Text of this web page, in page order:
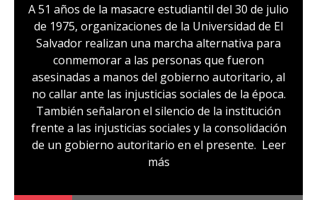
A 51 años de la masacre estudiantil del 30 de julio
de 1975, organizaciones de la Universidad de El
Salvador realizan una marcha alternativa para
conmemorar a las personas que fueron
asesinadas a manos del gobierno autoritario, al
no callar ante las injusticias sociales de la época.
También señalaron el silencio de la institución
frente a las injusticias sociales y la consolidación
de un gobierno autoritario en el presente. Leer
más